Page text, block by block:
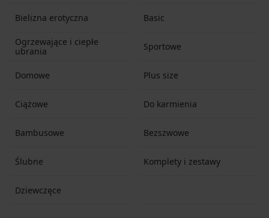
Bielizna erotyczna Basic
Ogrzewające i ciepłe
ubrania
Sportowe
Domowe Plus size
Ciążowe Do karmienia
Bambusowe Bezszwowe
Ślubne Komplety i zestawy
Dziewczęce